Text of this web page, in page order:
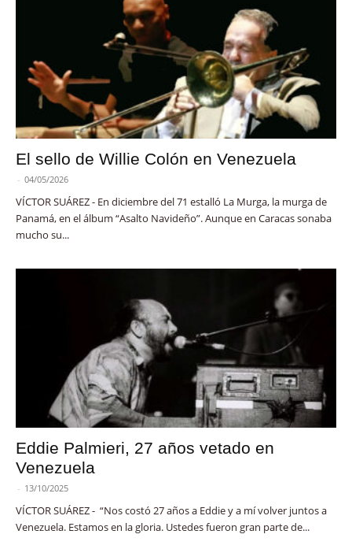
El sello de Willie Colón en Venezuela
- 04/05/2026
VÍCTOR SUÁREZ - En diciembre del 71 estalló La Murga, la murga de
Panamá, en el álbum “Asalto Navideño”. Aunque en Caracas sonaba
mucho su...
Eddie Palmieri, 27 años vetado en
Venezuela
- 13/10/2025
VÍCTOR SUÁREZ - “Nos costó 27 años a Eddie y a mí volver juntos a
Venezuela. Estamos en la gloria. Ustedes fueron gran parte de...